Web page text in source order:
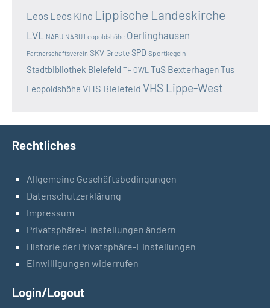
Leos Leos Kino Lippische Landeskirche
LVL NABU NABU Leopoldshöhe Oerlinghausen
Partnerschaftsverein SKV GresteSPD Sportkegeln
Stadtbibliothek Bielefeld TH OWL TuS BexterhagenTus
Leopoldshöhe VHS Bielefeld VHS Lippe-West
Rechtliches
Allgemeine Geschäftsbedingungen
Datenschutzerklärung
Impressum
Privatsphäre-Einstellungen ändern
Historie der Privatsphäre-Einstellungen
Einwilligungen widerrufen
Login/Logout